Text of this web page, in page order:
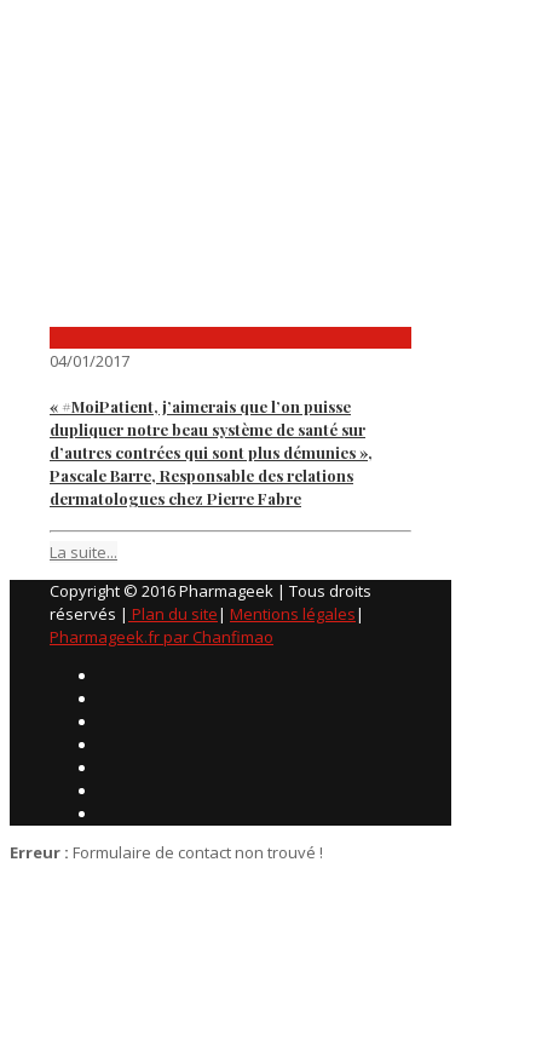
04/01/2017
« #MoiPatient, j’aimerais que l’on puisse
dupliquer notre beau système de santé sur
d’autres contrées qui sont plus démunies »,
Pascale Barre, Responsable des relations
dermatologues chez Pierre Fabre
La suite...
Copyright © 2016 Pharmageek | Tous droits
réservés | Plan du site| Mentions légales|
Pharmageek.fr par Chanfimao
Erreur : Formulaire de contact non trouvé !